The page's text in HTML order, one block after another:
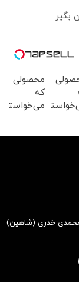
محصولی
که
می‌خواستی
محمدی خدری (شاهین)